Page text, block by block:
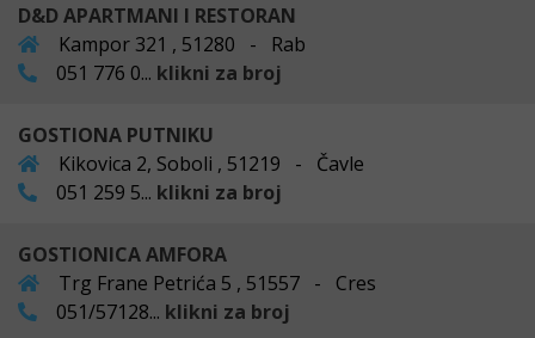
D&D APARTMANI I RESTORAN
Kampor 321 , 51280 - Rab
051 776 0... klikni za broj
GOSTIONA PUTNIKU
Kikovica 2, Soboli , 51219 - Čavle
051 259 5... klikni za broj
GOSTIONICA AMFORA
Trg Frane Petrića 5 , 51557 - Cres
051/57128... klikni za broj